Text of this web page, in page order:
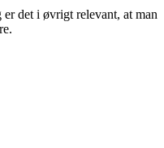
det i øvrigt relevant, at man